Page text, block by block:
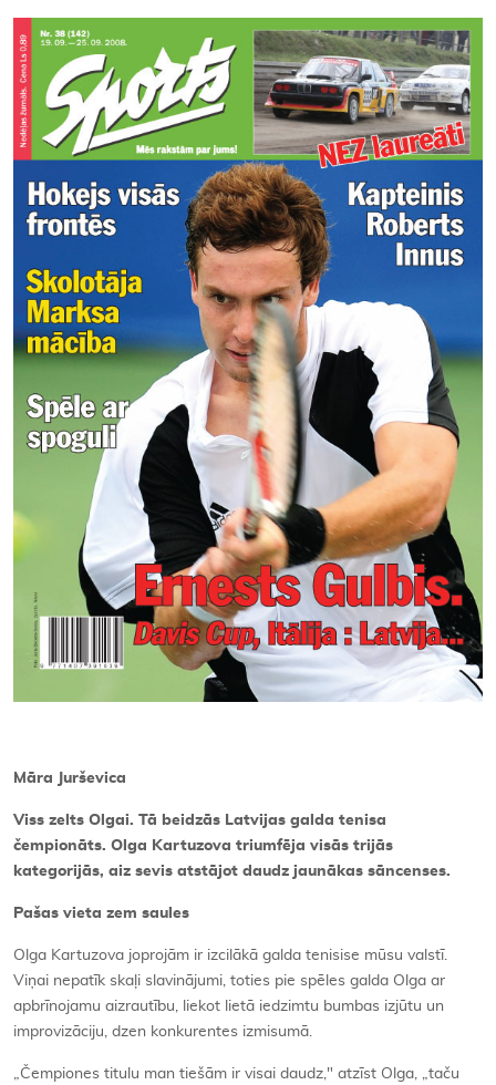
Kontakti
Māra Jurševica
Viss zelts Olgai. Tā beidzās Latvijas galda tenisa
čempionāts. Olga Kartuzova triumfēja visās trijās
kategorijās, aiz sevis atstājot daudz jaunākas sāncenses.
Pašas vieta zem saules
Olga Kartuzova joprojām ir izcilākā galda tenisise mūsu valstī.
Viņai nepatīk skaļi slavinājumi, toties pie spēles galda Olga ar
apbrīnojamu aizrautību, liekot lietā iedzimtu bumbas izjūtu un
improvizāciju, dzen konkurentes izmisumā.
„Čempiones titulu man tiešām ir visai daudz," atzīst Olga, „taču